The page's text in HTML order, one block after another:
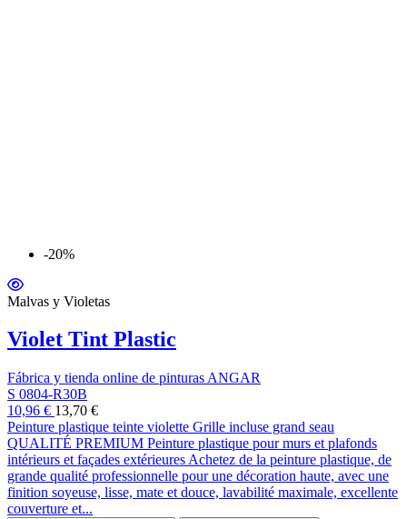
-20%
Malvas y Violetas
Violet Tint Plastic
Fábrica y tienda online de pinturas ANGAR
S 0804-R30B
10,96 € 13,70 €
Peinture plastique teinte violette Grille incluse grand seau
QUALITÉ PREMIUM Peinture plastique pour murs et plafonds
intérieurs et façades extérieures Achetez de la peinture plastique, de
grande qualité professionnelle pour une décoration haute, avec une
finition soyeuse, lisse, mate et douce, lavabilité maximale, excellente
couverture et...